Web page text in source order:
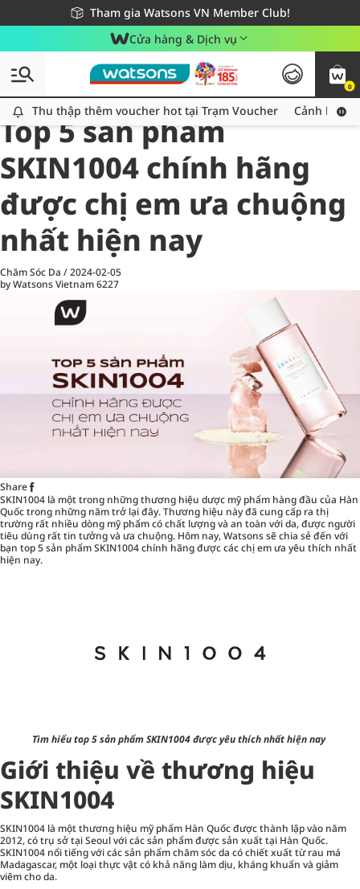
Tham gia Watsons VN Member Club!
Miễn phí giao hàng cho đơn hàng từ 249,000Đ
Giao hàng nhanh 24h - Áp dụng khu vực TP. Hồ Chí Minh
Cửa hàng & Dịch vụ
0
Thu thập thêm voucher hot tại Trạm Voucher
Thu thập thêm voucher hot tại Trạm Voucher Cảnh báo
All
Chăm Sóc Cá Nhân
Top 5 sản phẩm
SKIN1004 chính hãng
được chị em ưa chuộng
nhất hiện nay
Chăm Sóc Da /2024-02-05
by Watsons Vietnam6227
Share
SKIN1004 là một trong những thương hiệu dược mỹ phẩm hàng đầu của Hàn
Quốc trong những năm trở lại đây. Thương hiệu này đã cung cấp ra thị
trường rất nhiều dòng mỹ phẩm có chất lượng và an toàn với da, được người
tiêu dùng rất tin tưởng và ưa chuộng. Hôm nay,Watsonssẽ chia sẻ đến với
bạn top 5 sản phẩm SKIN1004 chính hãng được các chị em ưa yêu thích nhất
hiện nay.
Tìm hiểu top 5 sản phẩm SKIN1004 được yêu thích nhất hiện nay
Giới thiệu về thương hiệu
SKIN1004
SKIN1004 là một thương hiệu mỹ phẩm Hàn Quốc được thành lập vào năm
2012, có trụ sở tại Seoul với các sản phẩm được sản xuất tại Hàn Quốc.
SKIN1004 nổi tiếng với các sản phẩmchăm sóc da có chiết xuất từ rau má
Madagascar, một loại thực vật có khả năng làm dịu, kháng khuẩn và giảm
viêm cho da.